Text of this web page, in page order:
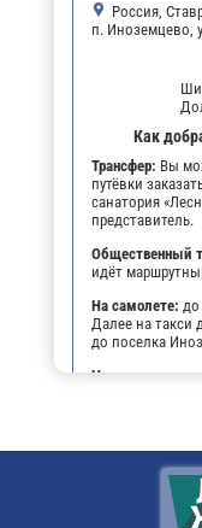
Россия,
п. Иноземцево,
Как
Трансфер: Вы
путёвки
санатория
представитель.
Общественный
идёт
На самолете:
Далее на такси
до поселка
На личном
до ж/
далее от ж/д
маршрутным
Иноземцево,